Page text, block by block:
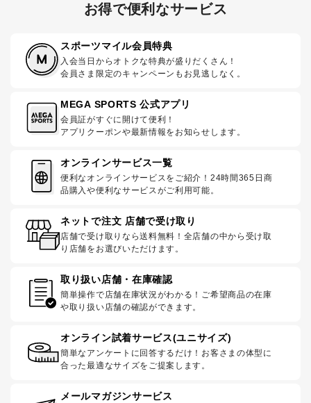
お得で便利なサービス
スポーツマイル会員特典
入会当日からオトクな特典が盛りだくさん！
会員さま限定のキャンペーンもお見逃しなく。
MEGA SPORTS 公式アプリ
会員証がすぐに開けて便利！
アプリクーポンや最新情報をお知らせします。
オンラインサービス一覧
便利なオンラインサービスをご紹介！24時間365日商
品購入や便利なサービスがご利用可能。
ネットで注文 店舗で受け取り
店舗で受け取りなら送料無料！全店舗の中から受け取
り店舗をお選びいただけます。
取り扱い店舗・在庫確認
簡単操作で店舗在庫状況がわかる！ご希望商品の在庫
や取り扱い店舗の確認ができます。
オンライン試着サービス(ユニサイズ)
簡単なアンケートに回答するだけ！お客さまの体型に
合った最適なサイズをご提案します。
メールマガジンサービス